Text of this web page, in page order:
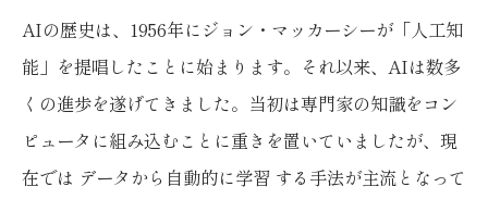
AIの歴史は、1956年にジョン・マッカーシーが「人工知
能」を提唱したことに始まります。それ以来、AIは数多
くの進歩を遂げてきました。当初は専門家の知識をコン
ピュータに組み込むことに重きを置いていましたが、現
在では データから自動的に学習 する手法が主流となって